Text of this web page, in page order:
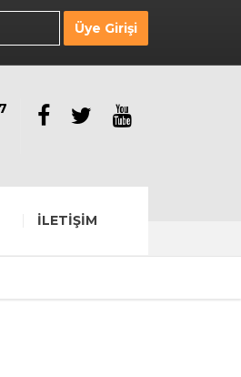
Üye Girişi
İLETİŞİM